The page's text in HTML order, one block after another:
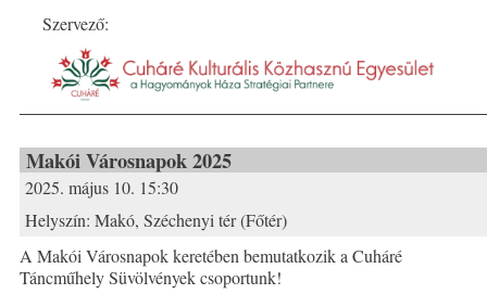
Szervező:
Makói Városnapok 2025
2025. május 10. 15:30
Helyszín: Makó, Széchenyi tér (Főtér)
A Makói Városnapok keretében bemutatkozik a Cuháré
Táncműhely Süvölvények csoportunk!